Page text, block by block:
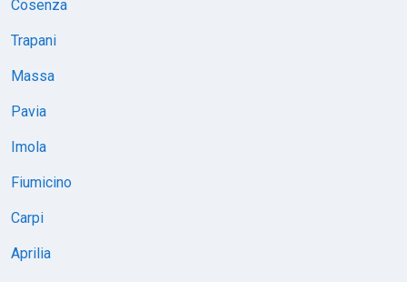
Cosenza
Trapani
Massa
Pavia
Imola
Fiumicino
Carpi
Aprilia